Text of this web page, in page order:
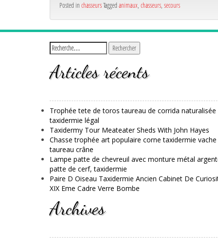
Posted in chasseursTagged animaux, chasseurs, secours
Articles récents
Trophée tete de toros taureau de corrida naturalisée
taxidermie légal
Taxidermy Tour Meateater Sheds With John Hayes
Chasse trophée art populaire corne taxidermie vache
taureau crâne
Lampe patte de chevreuil avec monture métal
patte de cerf, taxidermie
Paire D Oiseau Taxidermie Ancien Cabinet De
XIX Eme Cadre Verre Bombe
Archives